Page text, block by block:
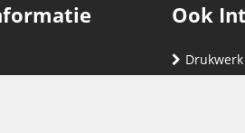
Ook
Drukwerk